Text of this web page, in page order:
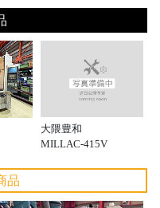
大隈豊和
MILLAC-415V
品